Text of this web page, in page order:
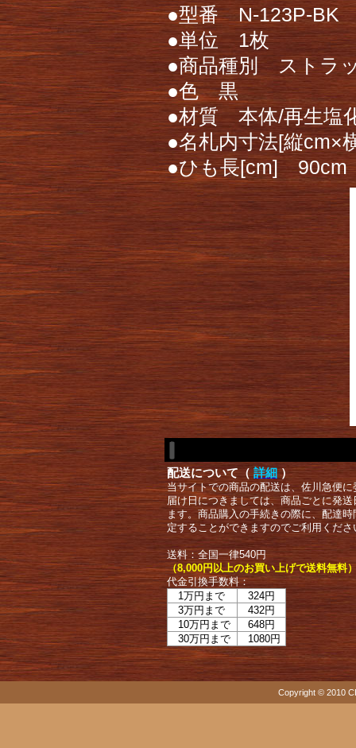
●型番 N-123P-BK
●単位 1枚
●商品種別 ストラ
●色 黒
●材質 本体/再生塩
●名札内寸法[縦
●ひも長[cm] 90cm
配送について（ 詳細 ）
当サイトでの商品の配送は、佐川急便
届け日につきましては、商品ごとに発
ます。商品購入の手続きの際に、配達
定することができますのでご利用くださ
送料：全国一律540円
（8,000円以上のお買い上げで送料無料
代金引換手数料：
1万円まで
324円
3万円まで
432円
10万円まで
648円
30万円まで
1080円
Copyright © 2010